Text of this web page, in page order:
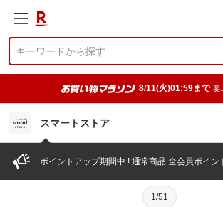
8/11(火)01:59まで 要
スマートストア
ポイントアップ期間中 ! 通常商品 全会員ポイン
1/51